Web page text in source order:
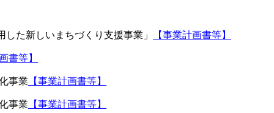
た新しいまちづくり支援事業」 【事業計画書等】
書等】
事業 【事業計画書等】
事業 【事業計画書等】